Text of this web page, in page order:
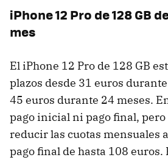
iPhone 12 Pro de 128 GB
mes
El iPhone 12 Pro de 128 GB
plazos desde 31 euros
45 euros durante 24 meses.
pago inicial ni pago final,
reducir las cuotas mensuales
pago final de hasta 108 euros.